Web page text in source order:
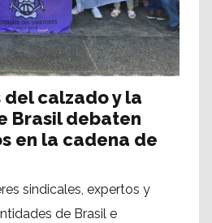
calzado y la
Brasil debaten
en la cadena de
sindicales, expertos y
de Brasil e